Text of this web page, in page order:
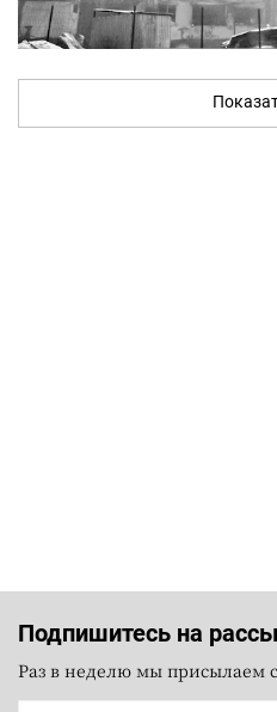
Подпишитесь на
Раз в неделю мы присылаем